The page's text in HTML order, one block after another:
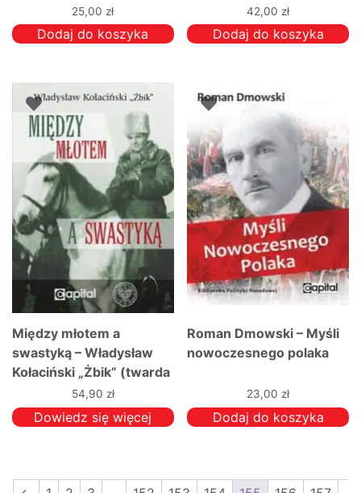
25,00 zł
Dodaj do koszyka
42,00 zł
Dodaj do koszyka
Między młotem a
swastyką – Władysław
Kołaciński „Żbik” (twarda
54,90 zł
Dowiedz się więcej
Roman Dmowski – Myśli
nowoczesnego polaka
23,00 zł
Dodaj do koszyka